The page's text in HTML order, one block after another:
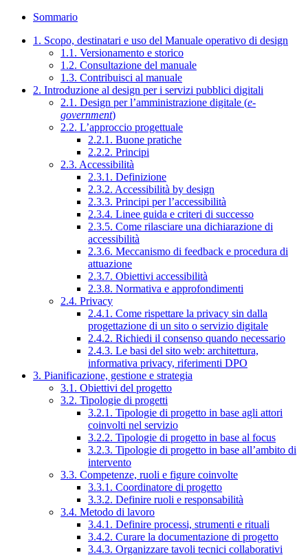
Sommario
1. Scopo, destinatari e uso del Manuale operativo di design
1.1. Versionamento e storico
1.2. Consultazione del manuale
1.3. Contribuisci al manuale
2. Introduzione al design per i servizi pubblici digitali
2.1. Design per l’amministrazione digitale (e-
government)
2.2. L’approccio progettuale
2.2.1. Buone pratiche
2.2.2. Principi
2.3. Accessibilità
2.3.1. Definizione
2.3.2. Accessibilità by design
2.3.3. Principi per l’accessibilità
2.3.4. Linee guida e criteri di successo
2.3.5. Come rilasciare una dichiarazione di
accessibilità
2.3.6. Meccanismo di feedback e procedura di
attuazione
2.3.7. Obiettivi accessibilità
2.3.8. Normativa e approfondimenti
2.4. Privacy
2.4.1. Come rispettare la privacy sin dalla
progettazione di un sito o servizio digitale
2.4.2. Richiedi il consenso quando necessario
2.4.3. Le basi del sito web: architettura,
informativa privacy, riferimenti DPO
3. Pianificazione, gestione e strategia
3.1. Obiettivi del progetto
3.2. Tipologie di progetti
3.2.1. Tipologie di progetto in base agli attori
coinvolti nel servizio
3.2.2. Tipologie di progetto in base al focus
3.2.3. Tipologie di progetto in base all’ambito di
intervento
3.3. Competenze, ruoli e figure coinvolte
3.3.1. Coordinatore di progetto
3.3.2. Definire ruoli e responsabilità
3.4. Metodo di lavoro
3.4.1. Definire processi, strumenti e rituali
3.4.2. Curare la documentazione di progetto
3.4.3. Organizzare tavoli tecnici collaborativi